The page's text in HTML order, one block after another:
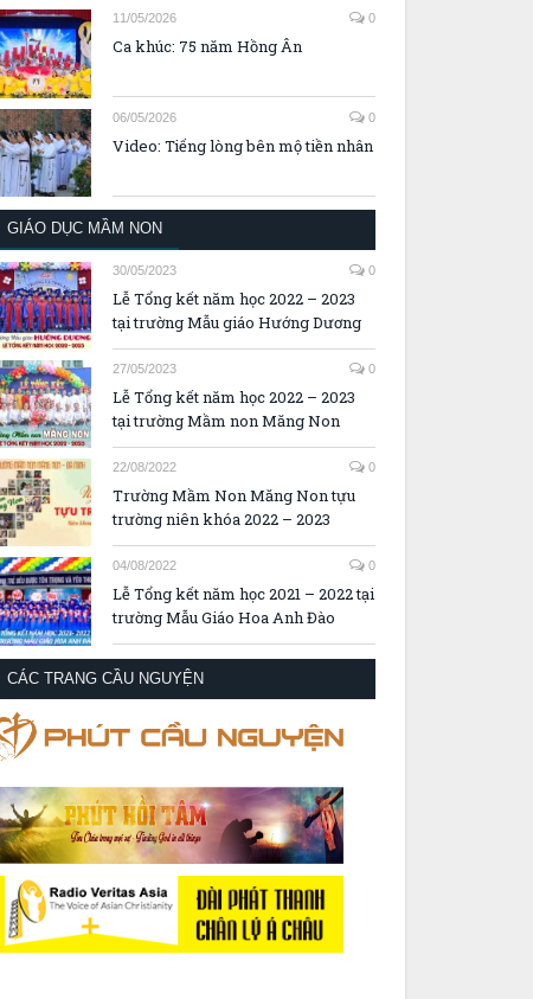
11/05/2026 0
Ca khúc: 75 năm Hồng Ân
06/05/2026 0
Video: Tiếng lòng bên mộ tiền nhân
GIÁO DỤC MẦM NON
30/05/2023 0
Lễ Tổng kết năm học 2022 – 2023
tại trường Mẫu giáo Hướng Dương
27/05/2023 0
Lễ Tổng kết năm học 2022 – 2023
tại trường Mầm non Măng Non
22/08/2022 0
Trường Mầm Non Măng Non tựu
trường niên khóa 2022 – 2023
04/08/2022 0
Lễ Tổng kết năm học 2021 – 2022 tại
trường Mẫu Giáo Hoa Anh Đào
CÁC TRANG CẦU NGUYỆN